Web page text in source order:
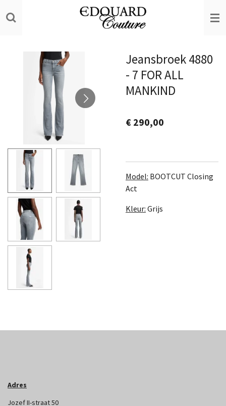
direct
hoofdinhoud
Jeansbroek 4880
- 7 FOR ALL
MANKIND
€ 290,00
Model: BOOTCUT Closing
Act
Kleur: Grijs
Adres
Jozef II-straat 50